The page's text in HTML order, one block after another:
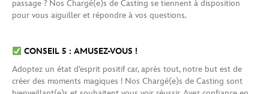
passage ? Nos Chargé(e)s de Casting se tiennent à disposition
pour vous aiguiller et répondre à vos questions.
CONSEIL 5 : AMUSEZ-VOUS !
Adoptez un état d’esprit positif car, après tout, notre but est de
créer des moments magiques ! Nos Chargé(e)s de Casting sont